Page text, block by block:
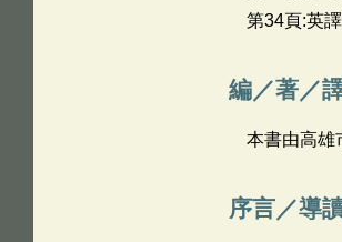
第34頁:英
編／著／
本書由高雄
序言／導